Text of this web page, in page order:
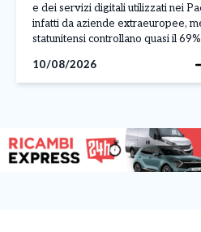
e dei servizi digitali utilizzati nei
infatti da aziende extraeuropee,
statunitensi controllano quasi il
semiconduttori il continente
limitato, rappresentando circa il […]
10/08/2026